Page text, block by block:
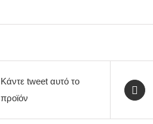
Κάντε tweet αυτό το
προϊόν